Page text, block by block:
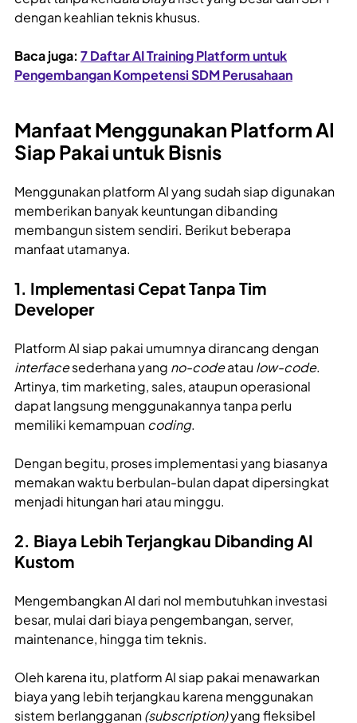
dengan keahlian teknis khusus.
Baca juga: 7 Daftar AI Training Platform untuk
Pengembangan Kompetensi SDM Perusahaan
Manfaat Menggunakan Platform AI
Siap Pakai untuk Bisnis
Menggunakan platform AI yang sudah siap digunakan
memberikan banyak keuntungan dibanding
membangun sistem sendiri. Berikut beberapa
manfaat utamanya.
1. Implementasi Cepat Tanpa Tim
Developer
Platform AI siap pakai umumnya dirancang dengan
interfacesederhana yang no-codeatau low-code.
Artinya, tim marketing, sales, ataupun operasional
dapat langsung menggunakannya tanpa perlu
memiliki kemampuancoding.
Dengan begitu, proses implementasi yang biasanya
memakan waktu berbulan-bulan dapat dipersingkat
menjadi hitungan hari atau minggu.
2. Biaya Lebih Terjangkau Dibanding AI
Kustom
Mengembangkan AI dari nol membutuhkan investasi
besar, mulai dari biaya pengembangan, server,
maintenance, hingga tim teknis.
Oleh karena itu, platform AI siap pakai menawarkan
biaya yang lebih terjangkau karena menggunakan
sistem berlangganan(subscription)yang fleksibel